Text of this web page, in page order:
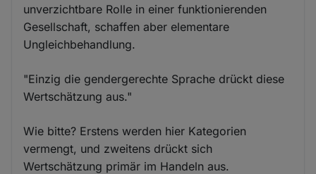
unverzichtbare Rolle in einer funktionierenden
Gesellschaft, schaffen aber elementare
Ungleichbehandlung.
"Einzig die gendergerechte Sprache drückt diese
Wertschätzung aus."
Wie bitte? Erstens werden hier Kategorien
vermengt, und zweitens drückt sich
Wertschätzung primär im Handeln aus.